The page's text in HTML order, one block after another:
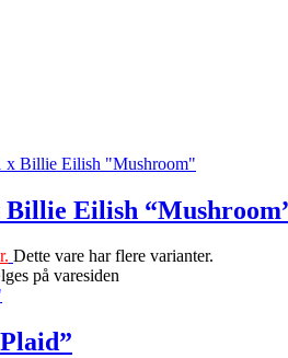
Eilish
Dette vare har flere varianter.
på varesiden